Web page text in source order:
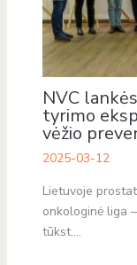
NVC
tyrimo
vėžio
2025-03-12
Lietuvoje
onkologinė liga
tūkst.…